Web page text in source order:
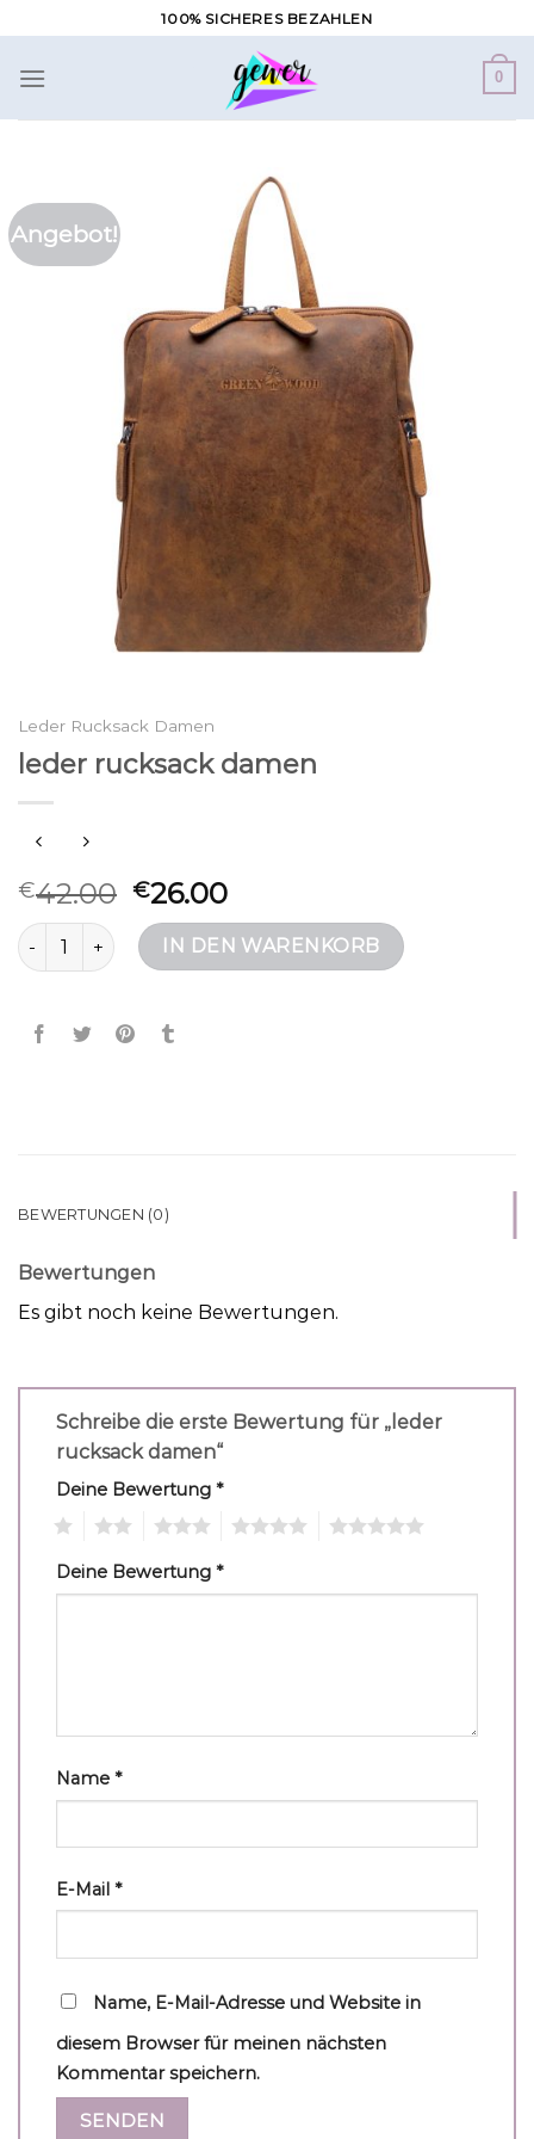
Inhalt
springen
100% SICHERES BEZAHLEN
0
Angebot!
Leder Rucksack Damen
leder rucksack damen
€42.00 €26.00
leder rucksack damen MengeIN DEN WARENKORB
BEWERTUNGEN (0)
Bewertungen
Es gibt noch keine Bewertungen.
Schreibe die erste Bewertung für „leder
rucksack damen“
Deine Bewertung *
Deine Bewertung *
Name *
E-Mail *
Name, E-Mail-Adresse und Website in
diesem Browser für meinen nächsten
Kommentar speichern.